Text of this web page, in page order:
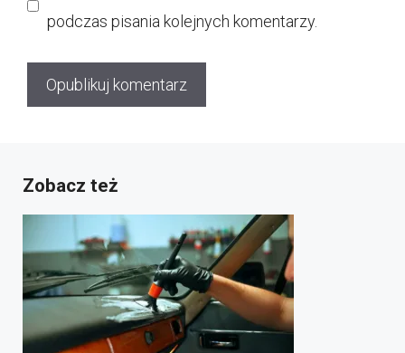
podczas pisania kolejnych komentarzy.
Zobacz też